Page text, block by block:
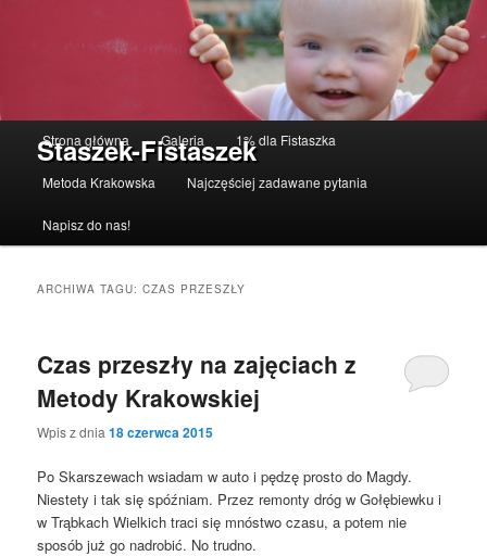
Staszek-Fistaszek
Przeskocz do tekstu
Przeskocz do widgetów
Strona główna Galeria 1% dla Fistaszka
Metoda Krakowska Najczęściej zadawane pytania
Napisz do nas!
ARCHIWA TAGU:CZAS PRZESZŁY
Czas przeszły na zajęciach z
Metody Krakowskiej
Wpis z dnia18 czerwca 2015
Po Skarszewach wsiadam w auto i pędzę prosto do Magdy.
Niestety i tak się spóźniam. Przez remonty dróg w Gołębiewku i
w Trąbkach Wielkich traci się mnóstwo czasu, a potem nie
sposób już go nadrobić. No trudno.